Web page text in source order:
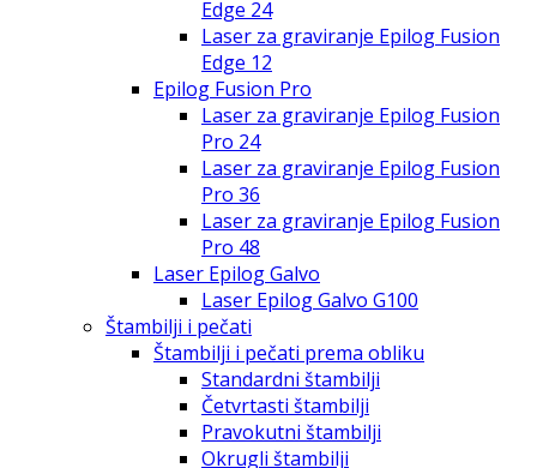
Edge 24
Laser za graviranje Epilog Fusion
Edge 12
Epilog Fusion Pro
Laser za graviranje Epilog Fusion
Pro 24
Laser za graviranje Epilog Fusion
Pro 36
Laser za graviranje Epilog Fusion
Pro 48
Laser Epilog Galvo
Laser Epilog Galvo G100
Štambilji i pečati
Štambilji i pečati prema obliku
Standardni štambilji
Četvrtasti štambilji
Pravokutni štambilji
Okrugli štambilji